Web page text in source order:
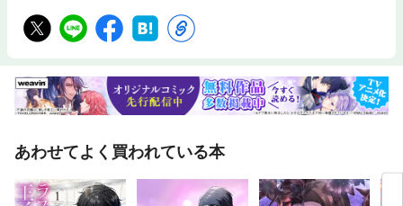
あわせてよく買われている本